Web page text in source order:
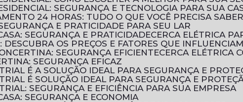
SEGURANÇA E TECNOLOGIA PARA SUA
24 HORAS: TUDO O QUE VOCÊ PRECISA SABER
SEGURANÇA E PRATICIDADE PARA SEU LAR
SEGURANÇA E PRATICIDADE
CERCA ELÉTRICA
DESCUBRA OS PREÇOS E FATORES QUE
SEGURANÇA EFICIENTE
CERCA ELÉTRICA
SEGURANÇA EFICAZ
É A SOLUÇÃO IDEAL PARA SEGURANÇA E
É SOLUÇÃO IDEAL PARA SEGURANÇA E
SEGURANÇA E EFICIÊNCIA PARA SUA EMPRESA
SEGURANÇA E ECONOMIA